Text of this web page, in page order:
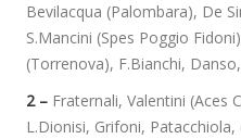
Bevilacqua (Palombara), De
S.Mancini (Spes Poggio
(Torrenova), F.Bianchi,
2 – Fraternali, Valentini (Aces
L.Dionisi, Grifoni,